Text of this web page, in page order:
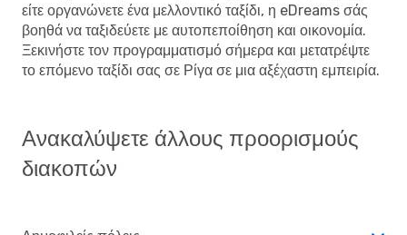
είτε οργανώνετε ένα μελλοντικό ταξίδι, η eDreams σάς
βοηθά να ταξιδεύετε με αυτοπεποίθηση και οικονομία.
Ξεκινήστε τον προγραμματισμό σήμερα και μετατρέψτε
το επόμενο ταξίδι σας σε Ρίγα σε μια αξέχαστη εμπειρία.
Ανακαλύψετε άλλους προορισμούς
διακοπών